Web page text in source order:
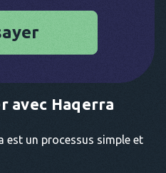
avec Haqerra
est un processus simple et